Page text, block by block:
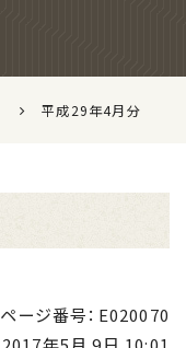
平成29年4月分
ページ番号：E020070